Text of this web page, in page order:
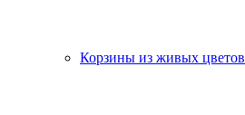
Корзины из живых цветов